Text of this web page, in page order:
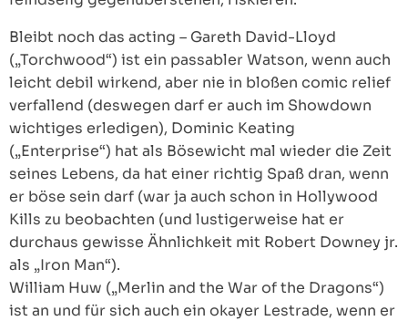
Bleibt noch das acting – Gareth David-Lloyd
(„Torchwood“) ist ein passabler Watson, wenn auch
leicht debil wirkend, aber nie in bloßen comic relief
verfallend (deswegen darf er auch im Showdown
wichtiges erledigen), Dominic Keating
(„Enterprise“) hat als Bösewicht mal wieder die Zeit
seines Lebens, da hat einer richtig Spaß dran, wenn
er böse sein darf (war ja auch schon in Hollywood
Kills zu beobachten (und lustigerweise hat er
durchaus gewisse Ähnlichkeit mit Robert Downey jr.
als „Iron Man“).
William Huw („Merlin and the War of the Dragons“)
ist an und für sich auch ein okayer Lestrade, wenn er